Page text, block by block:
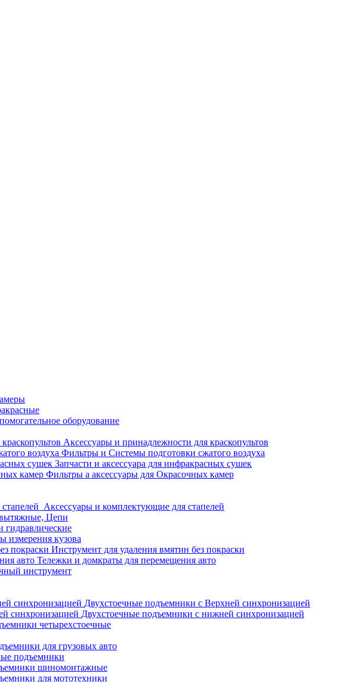
оборудование
Аксессуары и принадлежности для краскопультов
Фильтры и Системы подготовки сжатого воздуха
Запчасти и аксессуара для инфракрасных сушек
Фильтры а аксессуары для Окрасочных камер
Аксессуары и комплектующие для стапелей
Цепи
гидравлические
измерения кузова
Инструмент для удаления вмятин без покраски
Тележки и домкраты для перемещения авто
инструмент
Двухстоечные подъемники с Верхней синхронизацией
Двухстоечные подъемники с нижней синхронизацией
четырехстоечные
для грузовых авто
подъемники
шиномонтажные
для мототехники